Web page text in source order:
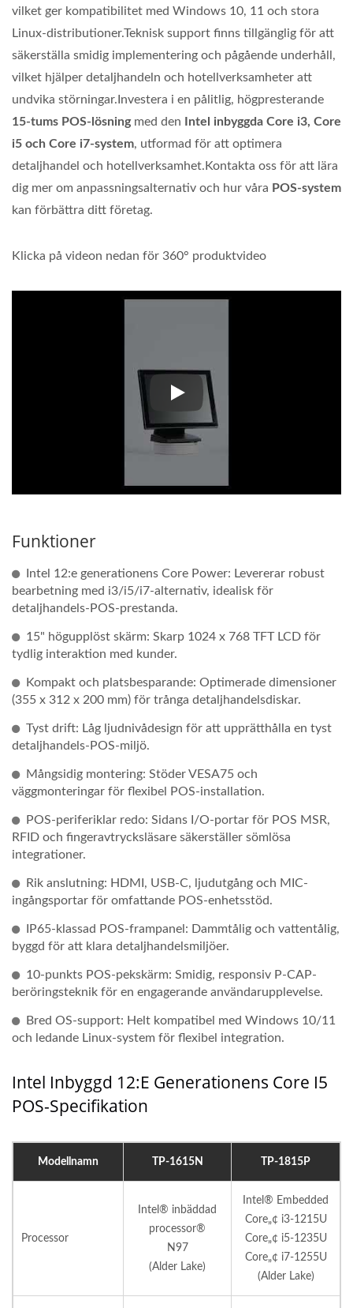
vilket ger kompatibilitet med Windows 10, 11 och stora
Linux-distributioner.Teknisk support finns tillgänglig för att
säkerställa smidig implementering och pågående underhåll,
vilket hjälper detaljhandeln och hotellverksamheter att
undvika störningar.Investera i en pålitlig, högpresterande
15-tums POS-lösningmed den Intel inbyggda Core i3, Core
i5 och Core i7-system, utformad för att optimera
detaljhandel och hotellverksamhet.Kontakta oss för att lära
dig mer om anpassningsalternativ och hur våra POS-system
kan förbättra ditt företag.
Klicka på videon nedan för 360° produktvideo
Klicka på videon nedan för
Funktioner
Intel 12:e generationens Core Power: Levererar robust
bearbetning med i3/i5/i7-alternativ, idealisk för
detaljhandels-POS-prestanda.
15" högupplöst skärm: Skarp 1024 x 768 TFT LCD för
tydlig interaktion med kunder.
Kompakt och platsbesparande: Optimerade dimensioner
(355 x 312 x 200 mm) för trånga detaljhandelsdiskar.
Tyst drift: Låg ljudnivådesign för att upprätthålla en tyst
detaljhandels-POS-miljö.
Mångsidig montering: Stöder VESA75 och
väggmonteringar för flexibel POS-installation.
POS-periferiklar redo: Sidans I/O-portar för POS MSR,
RFID och fingeravtrycksläsare säkerställer sömlösa
integrationer.
Rik anslutning: HDMI, USB-C, ljudutgång och MIC-
ingångsportar för omfattande POS-enhetsstöd.
IP65-klassad POS-frampanel: Dammtålig och vattentålig,
byggd för att klara detaljhandelsmiljöer.
10-punkts POS-pekskärm: Smidig, responsiv P-CAP-
beröringsteknik för en engagerande användarupplevelse.
Bred OS-support: Helt kompatibel med Windows 10/11
och ledande Linux-system för flexibel integration.
Intel Inbyggd 12:e Generationens Core I5
POS-Specifikation
Modellnamn TP-1615N TP-1815P
Processor
Intel® inbäddad
processor®
N97
(Alder Lake)
Intel® Embedded
Core„¢ i3-1215U
Core„¢ i5-1235U
Core„¢ i7-1255U
(Alder Lake)